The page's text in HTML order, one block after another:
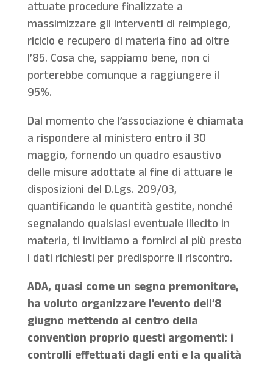
attuate procedure finalizzate a
massimizzare gli interventi di reimpiego,
riciclo e recupero di materia fino ad oltre
l’85. Cosa che, sappiamo bene, non ci
porterebbe comunque a raggiungere il
95%.
Dal momento che l’associazione è chiamata
a rispondere al ministero entro il 30
maggio, fornendo un quadro esaustivo
delle misure adottate al fine di attuare le
disposizioni del D.Lgs. 209/03,
quantificando le quantità gestite, nonché
segnalando qualsiasi eventuale illecito in
materia, ti invitiamo a fornirci al più presto
i dati richiesti per predisporre il riscontro.
ADA, quasi come un segno premonitore,
ha voluto organizzare l’evento dell’8
giugno mettendo al centro della
convention proprio questi argomenti: i
controlli effettuati dagli enti e la qualità